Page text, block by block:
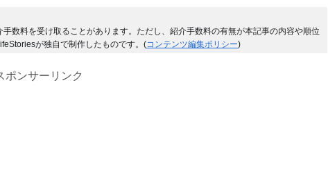
数料を受け取ることがあります。ただし、紹介手数料の有無が本記事の内容や順位
が独自で制作したものです。(コンテンツ編集ポリシー)
ポンサーリンク